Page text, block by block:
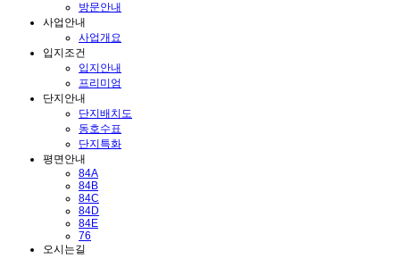
방문안내
사업안내
사업개요
입지조건
입지안내
프리미엄
단지안내
단지배치도
동호수표
단지특화
평면안내
84A
84B
84C
84D
84E
76
오시는길